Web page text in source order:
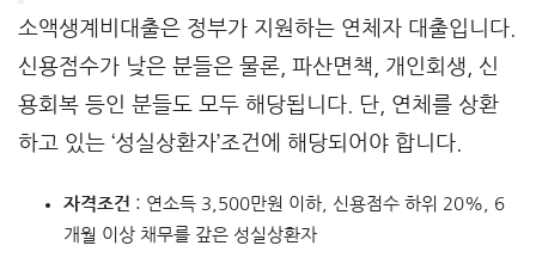
소액생계비대출은 정부가 지원하는 연체자 대출입니다.
신용점수가 낮은 분들은 물론, 파산면책, 개인회생, 신
용회복 등인 분들도 모두 해당됩니다. 단, 연체를 상환
하고 있는 ‘성실상환자’조건에 해당되어야 합니다.
자격조건 : 연소득 3,500만원 이하, 신용점수 하위 20%, 6
개월 이상 채무를 갚은 성실상환자